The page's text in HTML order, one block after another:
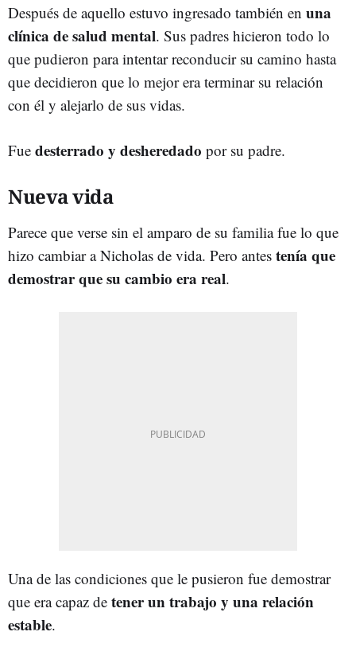
Después de aquello estuvo ingresado también en una
clínica de salud mental. Sus padres hicieron todo lo
que pudieron para intentar reconducir su camino hasta
que decidieron que lo mejor era terminar su relación
con él y alejarlo de sus vidas.
Fue desterrado y desheredado por su padre.
Nueva vida
Parece que verse sin el amparo de su familia fue lo que
hizo cambiar a Nicholas de vida. Pero antes tenía que
demostrar que su cambio era real.
Una de las condiciones que le pusieron fue demostrar
que era capaz de tener un trabajo y una relación
estable.